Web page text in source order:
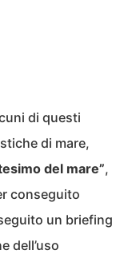
di questi
di mare,
del mare”,
conseguito
un briefing
dell’uso